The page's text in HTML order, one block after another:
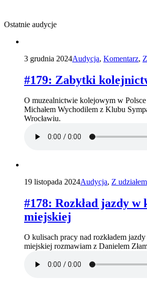
Ostatnie audycje
3 grudnia 2024Audycja, Komentarz,
#179: Zabytki
O muzealnictwie kolejowym w
Michałem Wychodilem z Klubu
Wrocławiu.
19 listopada 2024Audycja, Z
#178: Rozkład jazdy
miejskiej
O kulisach pracy nad rozkładem
miejskiej rozmawiam z Danielem